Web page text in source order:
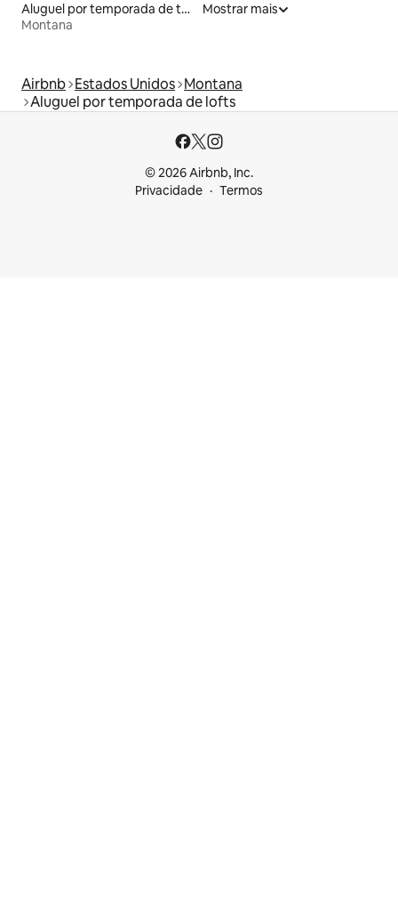
Aluguel por temporada de tendas
Montana
Mostrar mais
Airbnb Estados Unidos Montana
Aluguel por temporada de lofts
© 2026 Airbnb, Inc.
Privacidade
Termos